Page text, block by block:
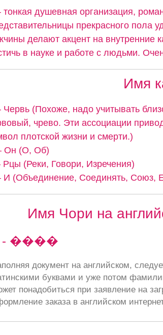
тонкая душевная организация,
прекрасного пола
делают акцент на внутренние
в науке и работе с людьми.
Имя
Червь (Похоже, надо учитывать
чрево. Эти ассоциации
плотской жизни и смерти.)
Он (О, Об)
Рцы (Реки, Говори, Изречения)
И (Объединение, Соединять,
Имя Чори на
- ����
документ на английском,
буквами и уже потом
понадобиться при заявление на
заказа в английском